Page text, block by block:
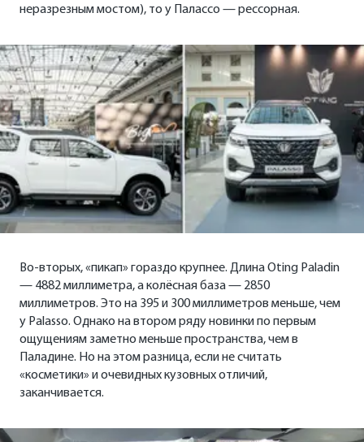
неразрезным мостом), то у Палассо — рессорная.
Во-вторых, «пикап» гораздо крупнее. Длина Oting Paladin
— 4882 миллиметра, а колёсная база — 2850
миллиметров. Это на 395 и 300 миллиметров меньше, чем
у Palasso. Однако на втором ряду новинки по первым
ощущениям заметно меньше пространства, чем в
Паладине. Но на этом разница, если не считать
«косметики» и очевидных кузовных отличий,
заканчивается.